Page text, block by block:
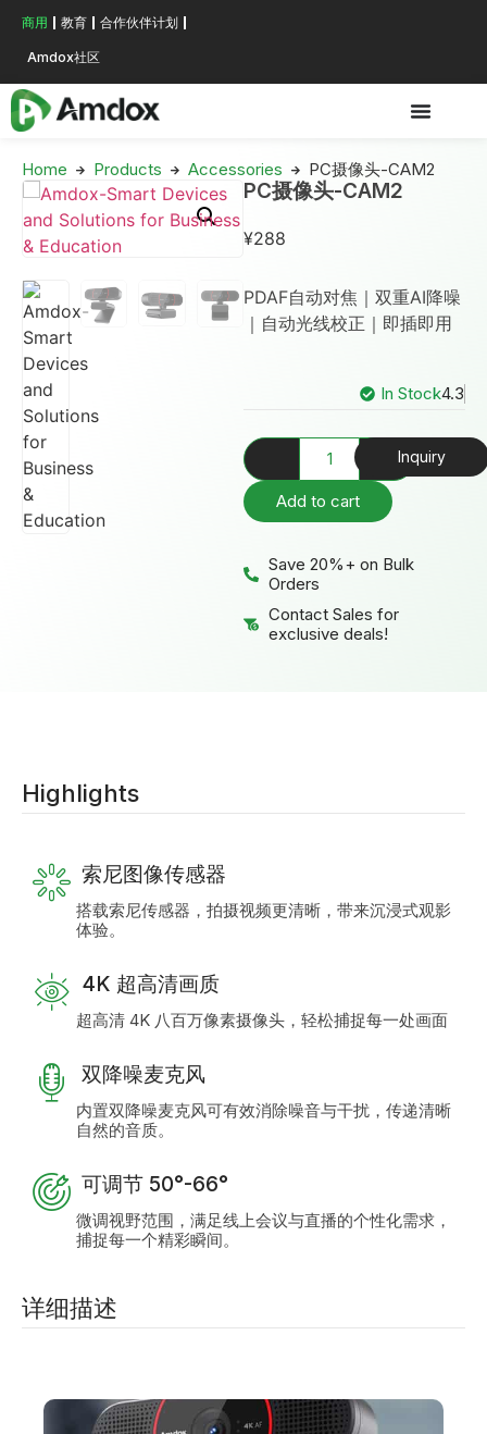
商用 教育 合作伙伴计划
Amdox社区
Home Products Accessories PC摄像头-CAM2
PC摄像头-CAM2
¥288
PDAF自动对焦｜双重AI降噪
｜自动光线校正｜即插即用
4.3
In Stock
Add to cart
Inquiry
Save 20%+ on Bulk
Orders
Contact Sales for
exclusive deals!
Highlights
索尼图像传感器
搭载索尼传感器，拍摄视频更清晰，带来沉浸式观影
体验。
4K 超高清画质
超高清 4K 八百万像素摄像头，轻松捕捉每一处画面
双降噪麦克风
内置双降噪麦克风可有效消除噪音与干扰，传递清晰
自然的音质。
可调节 50°-66°
微调视野范围，满足线上会议与直播的个性化需求，
捕捉每一个精彩瞬间。
详细描述